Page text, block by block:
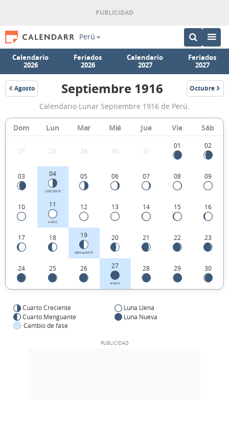
Perú
Calendario
2026
Feriados
2026
Calendario
2027
Feriados
2027
Agosto
1916
Calendario
Lunar
Septiembre
Perú.
Septiembre 1916 Octubre
1916
Calendario Lunar Septiembre 1916 de Perú.
Dom Lun Mar Mié Jue Vie Sáb
27 28 29 30 31
01 02
03 04
CRECIENTE
05 06 07 08 09
10 11
LLENA
12 13 14 15 16
17 18 19
MENGUANTE
20 21 22 23
24 25 26 27
NUEVA
28 29 30
Cuarto Creciente
Luna Llena
Cuarto Menguante
Luna Nueva
Cambio de fase